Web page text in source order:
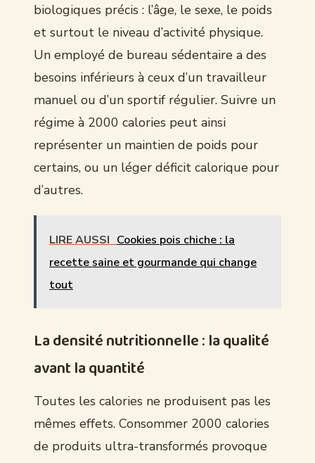
biologiques précis : l’âge, le sexe, le poids
et surtout le niveau d’activité physique.
Un employé de bureau sédentaire a des
besoins inférieurs à ceux d’un travailleur
manuel ou d’un sportif régulier. Suivre un
régime à 2000 calories peut ainsi
représenter un maintien de poids pour
certains, ou un léger déficit calorique pour
d’autres.
LIRE AUSSI Cookies pois chiche : la
recette saine et gourmande qui change
tout
La densité nutritionnelle : la qualité
avant la quantité
Toutes les calories ne produisent pas les
mêmes effets. Consommer 2000 calories
de produits ultra-transformés provoque